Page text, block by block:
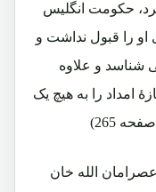
حکومت انگلیس
او را قبول نداشت و
شناسد و علاوه
امداد را به هیچ یک
265)
الله خان